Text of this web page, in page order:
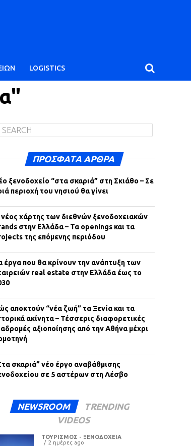
LOGISTICS
ΠΡΌΣΦΑΤΑ ΆΡΘΡΑ
ξενοδοχείο “στα σκαριά” στη Σκιάθο – Σε
περιοχή του νησιού θα γίνει
χάρτης των διεθνών ξενοδοχειακών
στην Ελλάδα – Τα openings και τα
της επόμενης περιόδου
έργα που θα κρίνουν την ανάπτυξη των
real estate στην Ελλάδα έως το
αποκτούν “νέα ζωή” τα Ξενία και τα
ακίνητα – Τέσσερις διαφορετικές
αξιοποίησης από την Αθήνα μέχρι
σκαριά” νέο έργο αναβάθμισης
σε 5 αστέρων στη Λέσβο
NEWSROOM
TRENDING
VIDEOS
ΤΟΥΡΙΣΜΟΣ - ΞΕΝΟΔΟΧΕΙΑ
2 ημέρες ago